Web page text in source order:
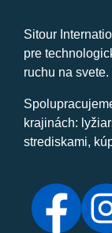
Sitour
pre
ruchu na svete.
krajinách:
strediskami,